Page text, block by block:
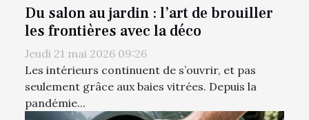
Du salon au jardin : l’art de brouiller
les frontières avec la déco
Jeudi 21 mai 2026 09:26
Les intérieurs continuent de s’ouvrir, et pas
seulement grâce aux baies vitrées. Depuis la
pandémie...